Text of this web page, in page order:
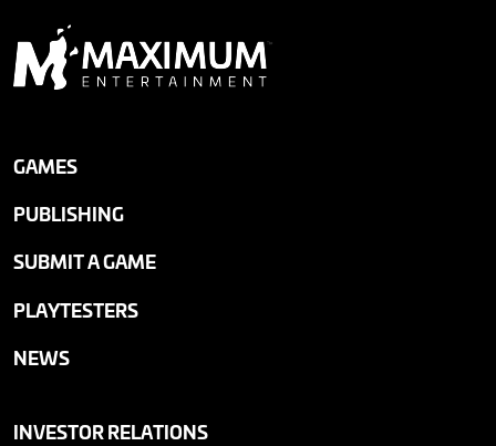
GAMES
PUBLISHING
SUBMIT A GAME
PLAYTESTERS
NEWS
INVESTOR RELATIONS